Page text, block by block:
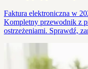
Faktura elektroniczna w
Kompletny przewodnik z
ostrzeżeniami. Sprawdź,